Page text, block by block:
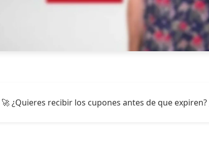
🚀 ¿Quieres recibir los cupones antes de que expiren?